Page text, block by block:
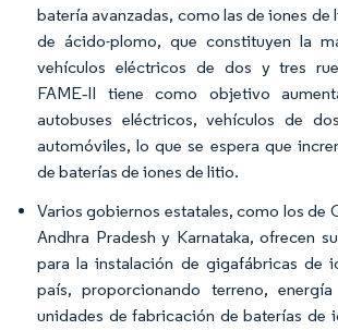
batería avanzadas, como las de iones de
de ácido-plomo, que constituyen la
vehículos eléctricos de dos y tres
FAME‐II tiene como objetivo
autobuses eléctricos, vehículos de
automóviles, lo que se espera que
de baterías de iones de litio.
Varios gobiernos estatales, como los de
Andhra Pradesh y Karnataka, ofrecen
para la instalación de gigafábricas de
país, proporcionando terreno,
unidades de fabricación de baterías de